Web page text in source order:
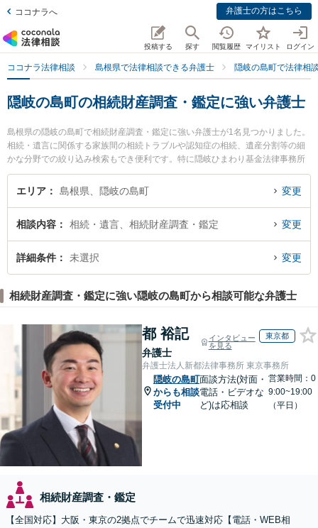
ココナラへ 弁護士の方はこちら
投稿する 探す 閲覧履歴 マイリスト ログイン
ココナラ法律相談 島根県で法律相談できる弁護士 隠岐の島町で法律相
隠岐の島町の相続財産調査・鑑定に強い弁護士
島根県の隠岐の島町で相続財産調査・鑑定に強い弁護士が1名見つかりました。
相続・遺言に関係する家族間の相続トラブルや認知症の相続、遺産分割等の細
かな分野での絞り込み検索もでき便利です。特に隠岐ひまわり基金法律事務所
の小林 竜也弁護士のプロフィール情報や弁護士費用、強みなどが注目されてい
ます。『隠岐の島町で土日や夜間に発生した相続財産調査・鑑定のトラブルを
相談できる隠岐の島町内の弁護士に相談予約したい』などでお困りの相談者さ
んにおすすめです。
エリア 島根県、隠岐の島町 変更
相談内容 相続・遺言、相続財産調査・鑑定 変更
詳細条件 未選択 変更
相続財産調査・鑑定に強い隠岐の島町から相談可能な弁護士
都 裕記
弁護士
インタビュー
を見る
東京都
弁護士法人新都法律事務所 東京事務所
隠岐の島町
からも相談
受付中
面談方法(対面・
電話・ビデオな
ど)は応相談
営業時間：0
9:00~19:00
（平日）
相続財産調査・鑑定
【全国対応】大阪・東京の2拠点でチームで迅速対応【電話・WEB相